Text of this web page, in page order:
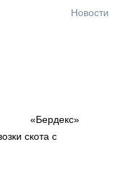
Новости
«Бердекс»
скота с